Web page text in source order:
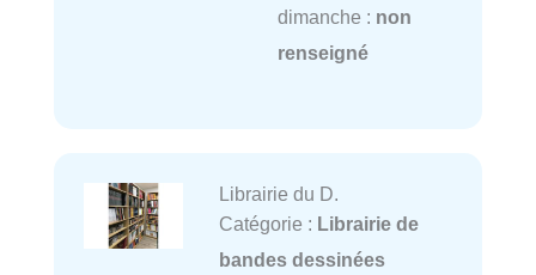
dimanche : non
renseigné
Librairie du D.
Catégorie : Librairie de
bandes dessinées